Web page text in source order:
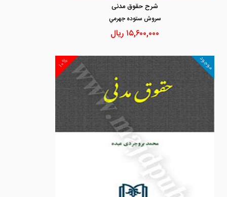
شرح حقوق مدنی
سروش ستوده جهرمي
۱۵,۶۰۰,۰۰۰ ریال
۱۰% موجود